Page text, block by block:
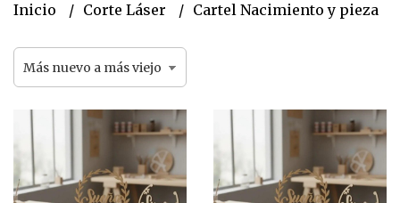
Inicio Corte Láser Cartel Nacimiento y pieza